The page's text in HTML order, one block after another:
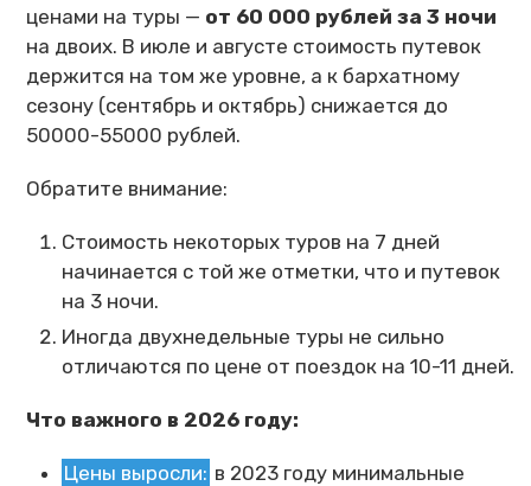
ценами на туры — от 60 000 рублей за 3 ночи
на двоих. В июле и августе стоимость путевок
держится на том же уровне, а к бархатному
сезону (сентябрь и октябрь) снижается до
50000-55000 рублей.
Обратите внимание:
Стоимость некоторых туров на 7 дней
начинается с той же отметки, что и путевок
на 3 ночи.
Иногда двухнедельные туры не сильно
отличаются по цене от поездок на 10-11 дней.
Что важного в 2026 году:
Цены выросли: в 2023 году минимальные